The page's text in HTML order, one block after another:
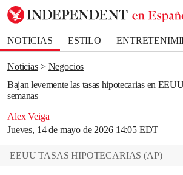
NOTICIAS ESTILO
DEPORTES
Noticias
Negocios
Bajan levemente las tasas hipotecarias en
semanas
Alex Veiga
Jueves, 14 de mayo de 2026 14:05 EDT
Bookmark popover
Removed from bookmarks
Close popover
EEUU TASAS HIPOTECARIAS (AP)